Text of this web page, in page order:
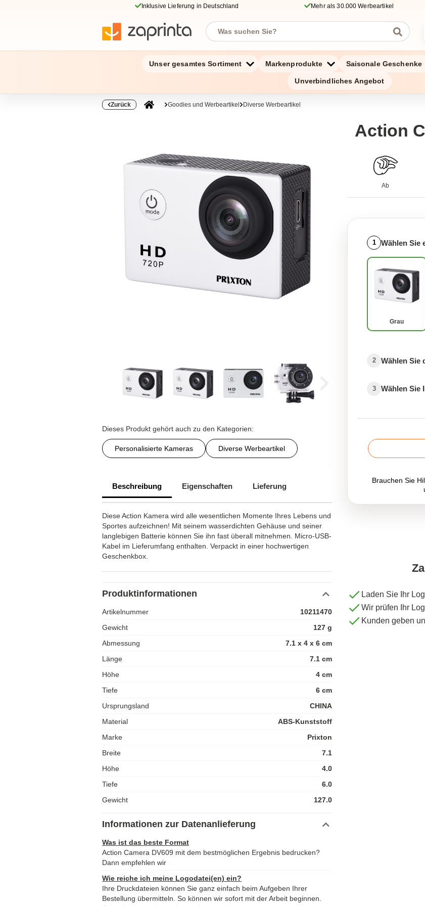
Inklusive Lieferung in Deutschland Mehr als 30.000 Werbeartikel
Unser gesamtes Sortiment Markenprodukte Saisonale Geschenke
Unverbindliches Angebot
Zurück Goodies und Werbeartikel Diverse Werbeartikel
Dieses Produkt gehört auch zu den Kategorien:
Personalisierte Kameras Diverse Werbeartikel
Beschreibung Eigenschaften Lieferung
Diese Action Kamera wird alle wesentlichen Momente Ihres Lebens und
Sportes aufzeichnen! Mit seinem wasserdichten Gehäuse und seiner
langlebigen Batterie können Sie ihn fast überall mitnehmen. Micro-USB-
Kabel im Lieferumfang enthalten. Verpackt in einer hochwertigen
Geschenkbox.
Produktinformationen
Artikelnummer
10211470
Gewicht
127 g
Abmessung
7.1 x 4 x 6 cm
Länge
7.1 cm
Höhe
4 cm
Tiefe
6 cm
Ursprungsland
CHINA
Material
ABS-Kunststoff
Marke
Prixton
Breite
7.1
Höhe
4.0
Tiefe
6.0
Gewicht
127.0
Informationen zur Datenanlieferung
Was ist das beste Format
Action Camera DV609 mit dem bestmöglichen Ergebnis bedrucken?
Dann empfehlen wir
Wie reiche ich meine Logodatei(en) ein?
Ihre Druckdateien können Sie ganz einfach beim Aufgeben Ihrer
Bestellung übermitteln. So können wir sofort mit der Arbeit beginnen.
Action
Ab
1 Wählen Sie
Grau
2 Wählen Sie
3 Wählen Sie
Brauchen Sie
Laden Sie Ihr
Wir prüfen Ihr
Kunden geben